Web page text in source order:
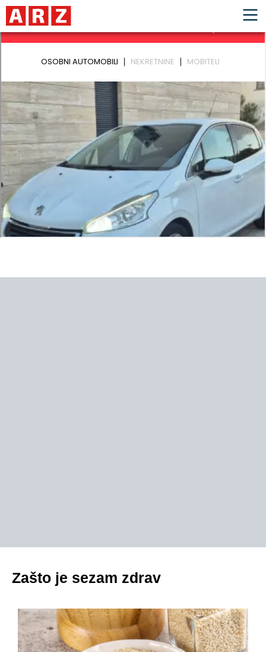
Zašto je sezam zdrav